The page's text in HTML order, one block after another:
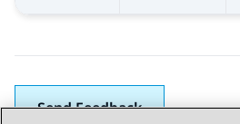
Send Feedback